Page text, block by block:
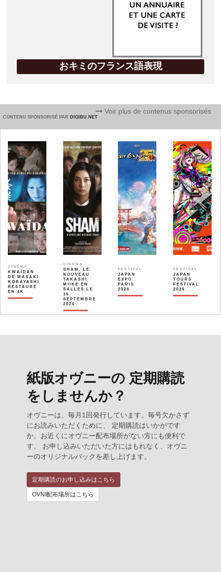
おキミのフランス語表現
CONTENU SPONSORISÉ PAR DIGIBU.NET
Voir plus de contenus sponsorisés
CINÉMA
KWAÏDAN
DE MASAKI
KOBAYASHI
RESTAURÉ
EN 4K
CINÉMA
SHAM, LE
NOUVEAU
TAKASHI
MIIKE EN
SALLES LE
16
SEPTEMBRE
2026
FESTIVAL
JAPAN
EXPO
PARIS
2026
FESTIVAL
JAPAN
TOURS
FESTIVAL
2026
紙版オヴニーの 定期購読
をしませんか？
オヴニーは、毎月1回発行しています。毎号欠かさず
にお読みいただくために、 定期購読はいかがです
か。お近くにオヴニー配布場所がない方にも便利で
す。 お申し込みいただいた方にはもれなく、オヴニ
ーのオリジナルバックを差し上げます。
定期購読のお申し込みはこちら
OVNI配布場所はこちら